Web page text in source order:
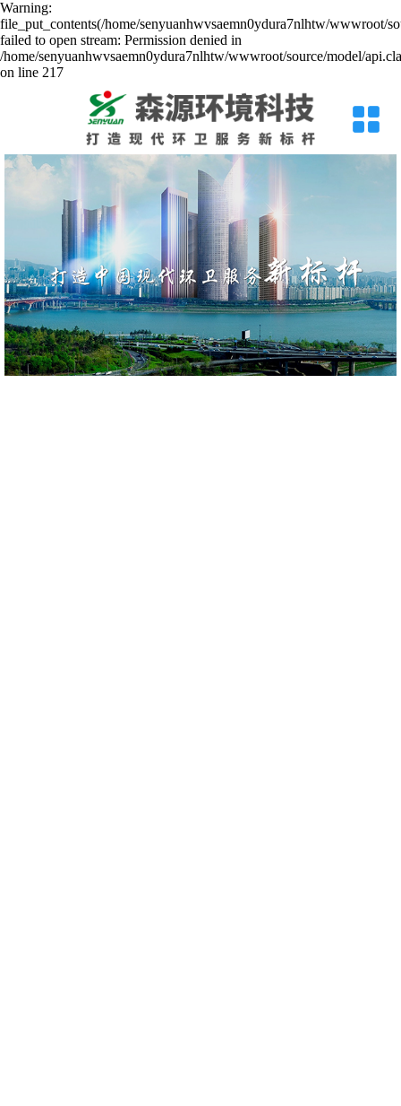
Warning:
file_put_contents(/home/senyuanhwvsaemn0ydura7nlhtw/wwwroot/
failed to open stream: Permission denied in
/home/senyuanhwvsaemn0ydura7nlhtw/wwwroot/source/model/
on line 217